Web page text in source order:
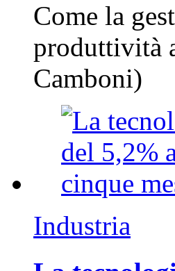
Come la
produttività
Camboni)
Industria